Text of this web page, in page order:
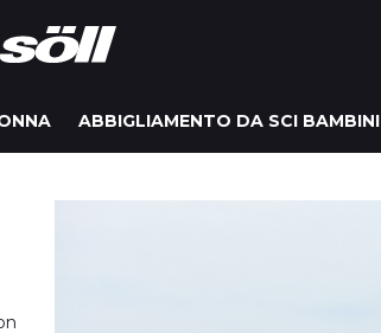
ABBIGLIAMENTO DA SCI BAMBINI